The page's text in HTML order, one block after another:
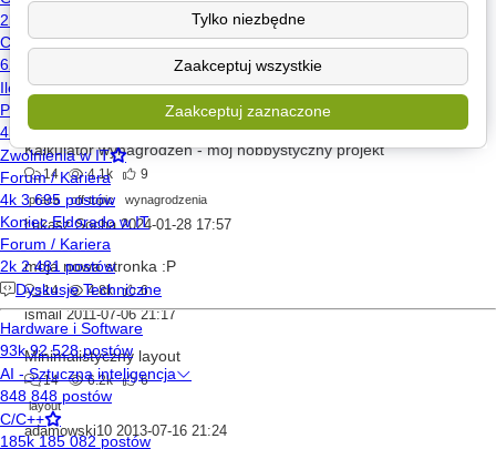
gra w statki - single player (szybki projekt)
javascript
2021-06-14 15:13
Kalkulator wynagrodzeń - mój hobbystyczny projekt
14 4.1k
9
praca
off-topic wynagrodzenia
Łukasz Socha 2024-01-28 17:57
moja nowa stronka :P
14 4.8k 6
ismail 2011-07-06 21:17
Minimalistyczny layout
14 6.2k
6
layout
adamowski10 2013-07-16 21:24
Tylko niezbędne
Zaakceptuj wszystkie
Zaakceptuj zaznaczone